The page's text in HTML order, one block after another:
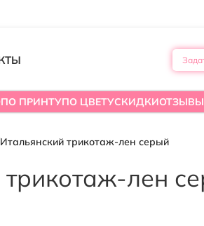
ПО ПРИНТУПО ЦВЕТУСКИДКИОТЗЫВЫ
Итальянский трикотаж-лен серый
трикотаж-лен